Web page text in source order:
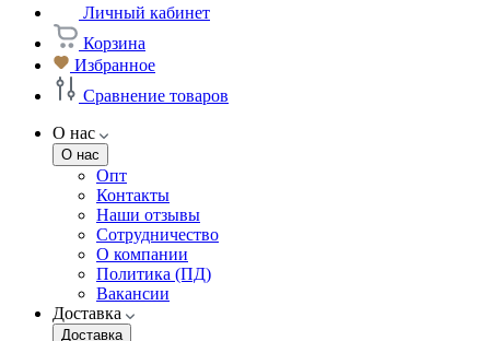
Личный кабинет
Корзина
Избранное
Сравнение товаров
О нас
О нас
Опт
Контакты
Наши отзывы
Сотрудничество
О компании
Политика (ПД)
Вакансии
Доставка
Доставка